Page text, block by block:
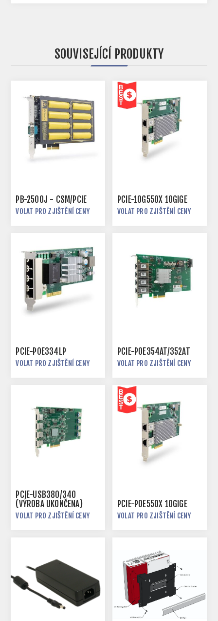
SOUVISEJÍCÍ PRODUKTY
PB-2500J - CSM/PCIE
VOLAT PRO ZJIŠTĚNÍ CENY
PCIE-10G550X 10GIGE
VOLAT PRO ZJIŠTĚNÍ CENY
PCIE-POE334LP
VOLAT PRO ZJIŠTĚNÍ CENY
PCIE-POE354AT/352AT
VOLAT PRO ZJIŠTĚNÍ CENY
PCIE-USB380/340
(VÝROBA UKONČENA)
VOLAT PRO ZJIŠTĚNÍ CENY
PCIE-POE550X 10GIGE
VOLAT PRO ZJIŠTĚNÍ CENY